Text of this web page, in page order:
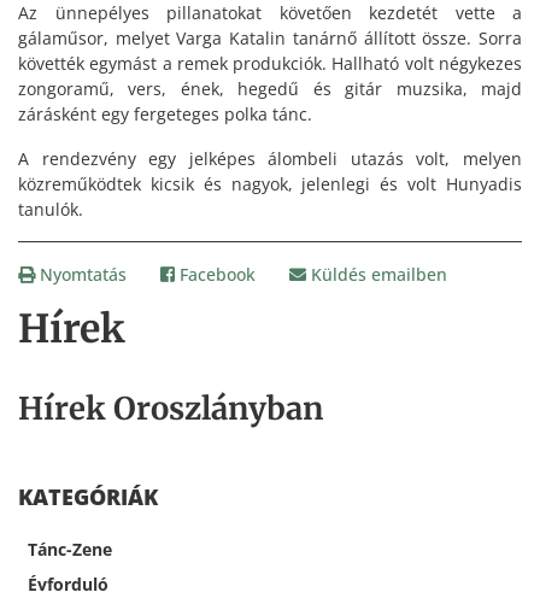
Hírek
Hírek Oroszlányban
KATEGÓRIÁK
Tánc-Zene
Évforduló
Az ünnepélyes pillanatokat követően kezdetét vette a
gálaműsor, melyet Varga Katalin tanárnő állított össze. Sorra
követték egymást a remek produkciók. Hallható volt négykezes
zongoramű, vers, ének, hegedű és gitár muzsika, majd
zárásként egy fergeteges polka tánc.
A rendezvény egy jelképes álombeli utazás volt, melyen
közreműködtek kicsik és nagyok, jelenlegi és volt Hunyadis
tanulók.
Nyomtatás Facebook Küldés emailben